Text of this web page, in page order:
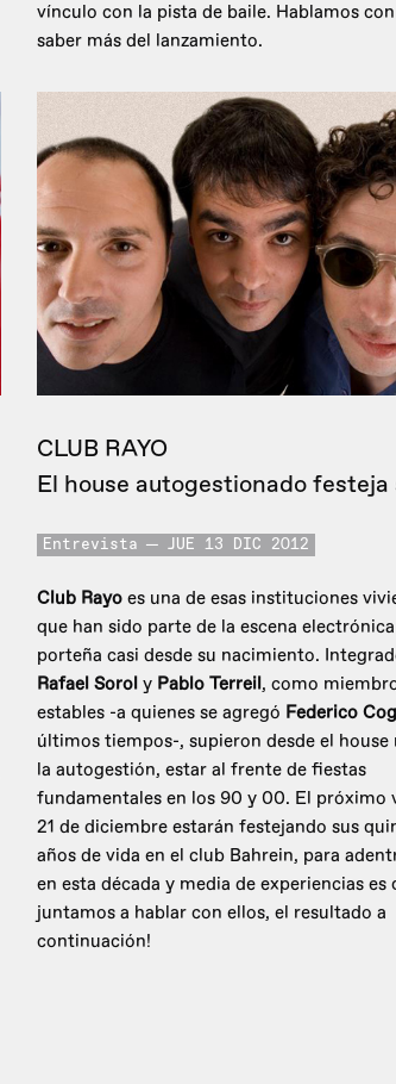
vínculo con la pista de baile. Hablamos
saber más del lanzamiento.
CLUB RAYO
El house autogestionado festeja
Entrevista JUE 13 DIC 2012
Club Rayo es una de esas instituciones
que han sido parte de la escena electrónica
porteña casi desde su nacimiento.
Rafael Sorol y Pablo Terreil, como
estables -a quienes se agregó Federico
últimos tiempos-, supieron desde el house
la autogestión, estar al frente de fiestas
fundamentales en los 90 y 00. El próximo
21 de diciembre estarán festejando sus
años de vida en el club Bahrein, para
en esta década y media de experiencias es
juntamos a hablar con ellos, el resultado a
continuación!